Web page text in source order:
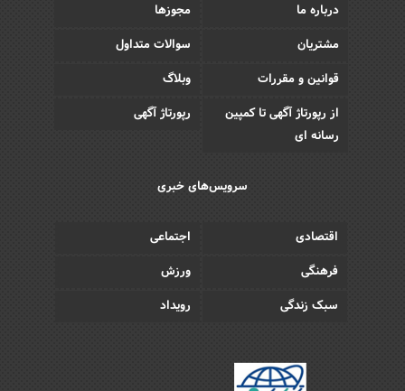
درباره ما
مجوزها
مشتریان
سوالات متداول
قوانین و مقررات
وبلاگ
از رپورتاژ آگهی تا کمپین
رسانه ای
رپورتاژ آگهی
سرویس‌های خبری
اقتصادی
اجتماعی
فرهنگی
ورزش
سبک زندگی
رویداد